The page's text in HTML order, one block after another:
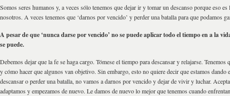
Somos seres humanos y, a veces sólo tenemos que dejar ir y tomar un descanso porque eso
nosotros. A veces tenemos que ‘darnos por vencido’ y perder una batalla para que podamos
A pesar de que ‘nunca darse por vencido’ no se puede aplicar todo el tiempo en a la
se puede.
Debemos dejar que la fe se haga cargo. Tómese el tiempo para descansar y relajarse. Tenemos
y cómo hacer que algunos van objetivo. Sin embargo, esto no quiere decir que estamos dando
descansar o perder una batalla, no vamos a darnos por vencido y dejar de vivir y luchar.
adaptamos y empezamos de nuevo. Le damos de nuevo lo mejor que tenemos cuando